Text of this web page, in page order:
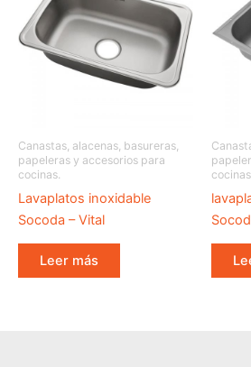
Canastas, alacenas, basureras,
papeleras y accesorios para
cocinas.
Lavaplatos inoxidable
Socoda – Vital
Leer más
cocinas.